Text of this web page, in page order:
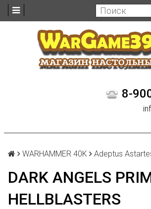
8-
WARHAMMER 40K Adeptus
DARK ANGELS
HELLBLASTERS